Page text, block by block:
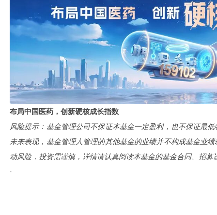
布局中国医药，创新硬核成长指数
风险提示：基金管理公司不保证本基金一定盈利，也不保证最
未来表现，基金管理人管理的其他基金的业绩并不构成基金业
动风险，投资需谨慎，详情请认真阅读本基金的基金合同、招募
·